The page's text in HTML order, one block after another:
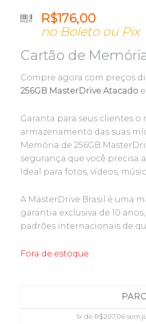
R$176,00
no Boleto ou Pix
Cartão de
Compre agora com preços
256GB MasterDrive Atacado
Garanta para seus clientes
armazenamento das suas
Memória de 256GB
segurança que você precisa
Ideal para fotos, vídeos,
A MasterDrive Brasil é uma
garantia exclusiva de 10
padrões internacionais de
Fora de estoque
1x de R$207,06sem